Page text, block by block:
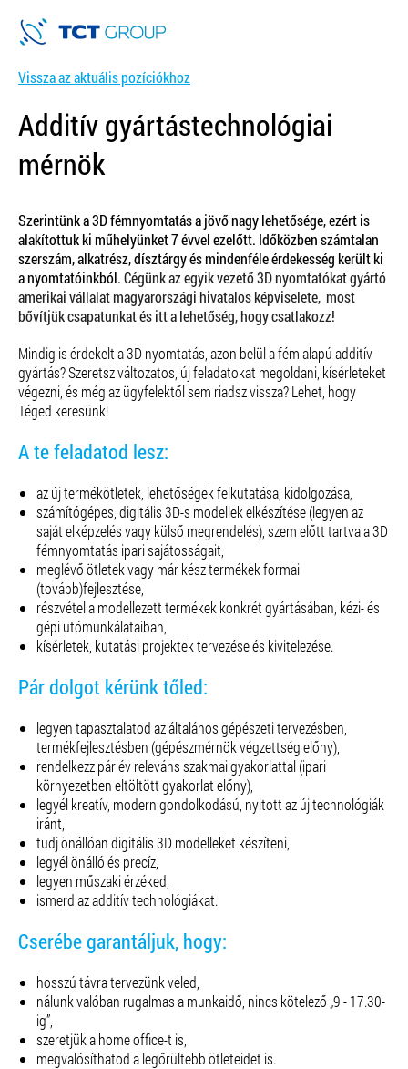
Vissza az aktuális pozíciókhoz
Additív gyártástechnológiai
mérnök
Szerintünk a 3D fémnyomtatás a jövő nagy lehetősége, ezért is
alakítottuk ki műhelyünket 7 évvel ezelőtt. Időközben számtalan
szerszám, alkatrész, dísztárgy és mindenféle érdekesség került ki
a nyomtatóinkból.Cégünk az egyik vezető 3D nyomtatókat gyártó
amerikai vállalat magyarországi hivatalos képviselete, most
bővítjük csapatunkat és itt a lehetőség, hogy csatlakozz!
Mindig is érdekelt a 3D nyomtatás, azon belül a fém alapú additív
gyártás? Szeretsz változatos, új feladatokat megoldani, kísérleteket
végezni, és még az ügyfelektől sem riadsz vissza? Lehet, hogy
Téged keresünk!
A te feladatod lesz:
az új termékötletek, lehetőségek felkutatása, kidolgozása,
számítógépes, digitális 3D-s modellek elkészítése (legyen az
saját elképzelés vagy külső megrendelés), szem előtt tartva a 3D
fémnyomtatás ipari sajátosságait,
meglévő ötletek vagy már kész termékek formai
(tovább)fejlesztése,
részvétel a modellezett termékek konkrét gyártásában, kézi- és
gépi utómunkálataiban,
kísérletek, kutatási projektek tervezése és kivitelezése.
Pár dolgot kérünk tőled:
legyentapasztalatod az általános gépészeti tervezésben,
termékfejlesztésben (gépészmérnök végzettség előny),
rendelkezz pár év releváns szakmai gyakorlattal (ipari
környezetben eltöltött gyakorlat előny),
legyél kreatív, modern gondolkodású, nyitott az új technológiák
iránt,
tudj önállóan digitális 3D modelleket készíteni,
legyél önálló és precíz,
legyen műszaki érzéked,
ismerd az additív technológiákat.
Cserébe garantáljuk, hogy:
hosszú távra tervezünk veled,
nálunk valóban rugalmas a munkaidő, nincs kötelező „9 - 17.30-
ig”,
szeretjük a home office-t is,
megvalósíthatod a legőrültebb ötleteidet is.